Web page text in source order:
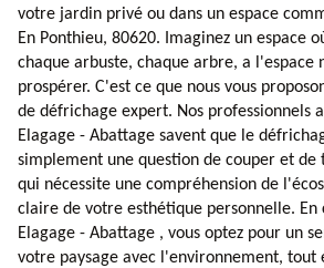
votre jardin privé ou dans un espace
En Ponthieu, 80620. Imaginez un espace
chaque arbuste, chaque arbre, a l'espace
prospérer. C'est ce que nous vous
de défrichage expert. Nos professionnels
Elagage - Abattage savent que le
simplement une question de couper et de
qui nécessite une compréhension de
claire de votre esthétique personnelle. En
Elagage - Abattage , vous optez pour un
votre paysage avec l'environnement, tout